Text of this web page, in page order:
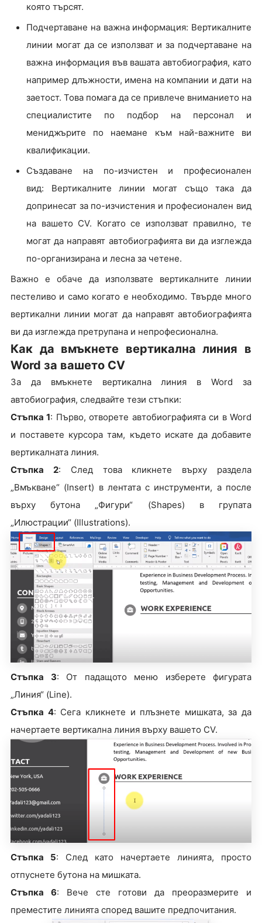
която търсят.
Подчертаване на важна информация: Вертикалните
линии могат да се използват и за подчертаване на
важна информация във вашата автобиография, като
например длъжности, имена на компании и дати на
заетост. Това помага да се привлече вниманието на
специалистите по подбор на персонал и
мениджърите по наемане към най-важните ви
квалификации.
Създаване на по-изчистен и професионален
вид: Вертикалните линии могат също така да
допринесат за по-изчистения и професионален вид
на вашето CV. Когато се използват правилно, те
могат да направят автобиографията ви да изглежда
по-организирана и лесна за четене.
Важно е обаче да използвате вертикалните линии
пестеливо и само когато е необходимо. Твърде много
вертикални линии могат да направят автобиографията
ви да изглежда претрупана и непрофесионална.
Как да вмъкнете вертикална линия в
Word за вашето CV
За да вмъкнете вертикална линия в Word за
автобиография, следвайте тези стъпки:
Стъпка 1: Първо, отворете автобиографията си в Word
и поставете курсора там, където искате да добавите
вертикалната линия.
Стъпка 2: След това кликнете върху раздела
„Вмъкване“ (Insert) в лентата с инструменти, а после
върху бутона „Фигури“ (Shapes) в групата
„Илюстрации“ (Illustrations).
Стъпка 3: От падащото меню изберете фигурата
„Линия“ (Line).
Стъпка 4: Сега кликнете и плъзнете мишката, за да
начертаете вертикална линия върху вашето CV.
Стъпка 5: След като начертаете линията, просто
отпуснете бутона на мишката.
Стъпка 6: Вече сте готови да преоразмерите и
преместите линията според вашите предпочитания.